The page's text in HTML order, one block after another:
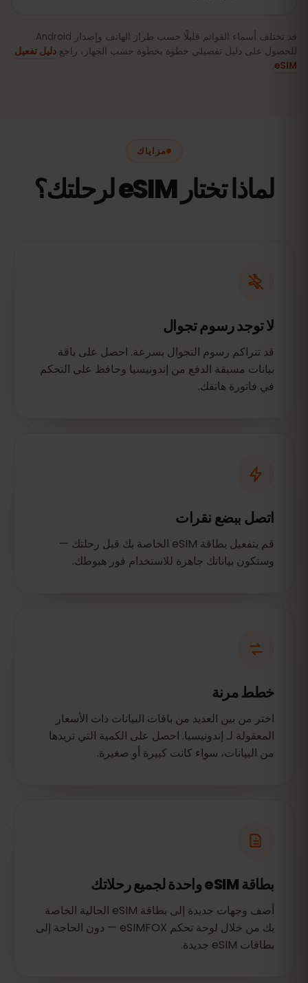
قد تختلف أسماء القوائم قليلًا حسب طراز الهاتف وإصدار Android.
للحصول على دليل تفصيلي خطوة بخطوة حسب الجهاز، راجع دليل تفعيل
eSIM
.
مزاياك
لماذا تختار eSIM لرحلتك؟
لا توجد رسوم تجوال
قد تتراكم رسوم التجوال بسرعة. احصل على باقة
بيانات مسبقة الدفع من إندونيسيا وحافظ على التحكم
في فاتورة هاتفك.
اتصل ببضع نقرات
قم بتفعيل بطاقة eSIM الخاصة بك قبل رحلتك —
وستكون بياناتك جاهزة للاستخدام فور هبوطك.
خطط مرنة
اختر من بين العديد من باقات البيانات ذات الأسعار
المعقولة لـ إندونيسيا. احصل على الكمية التي تريدها
من البيانات، سواء كانت كبيرة أو صغيرة.
بطاقة eSIM واحدة لجميع رحلاتك
أضف وجهات جديدة إلى بطاقة eSIM الحالية الخاصة
بك من خلال لوحة تحكم eSIMFOX — دون الحاجة إلى
بطاقات eSIM جديدة.